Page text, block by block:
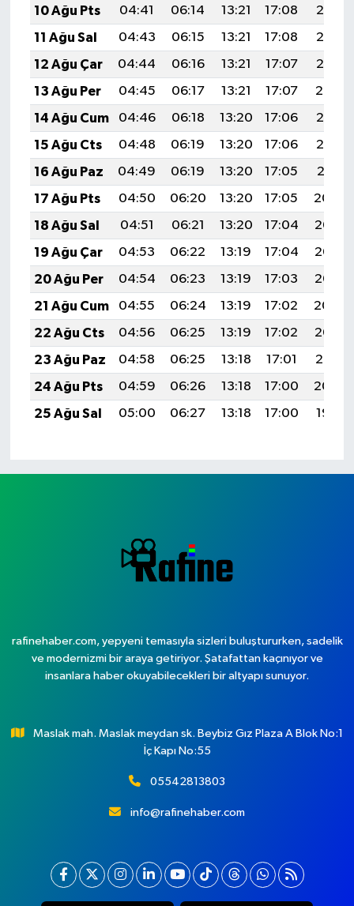
10 Ağu Pts
04:41 06:14 13:21 17:08
20:18
11 Ağu Sal
04:43 06:15 13:21 17:08
20:17
12 Ağu Çar
04:44 06:16 13:21 17:07
20:16
13 Ağu Per
04:45 06:17 13:21 17:07
20:14
14 Ağu Cum
04:46 06:18 13:20 17:06
20:13
15 Ağu Cts
04:48 06:19 13:20 17:06
20:12
16 Ağu Paz
04:49 06:19 13:20 17:05
20:11
17 Ağu Pts
04:50 06:20 13:20 17:05
20:09
18 Ağu Sal
04:51 06:21 13:20 17:04
20:08
19 Ağu Çar
04:53 06:22 13:19 17:04
20:07
20 Ağu Per
04:54 06:23 13:19 17:03
20:05
21 Ağu Cum
04:55 06:24 13:19 17:02
20:04
22 Ağu Cts
04:56 06:25 13:19 17:02
20:03
23 Ağu Paz
04:58 06:25 13:18 17:01
20:01
24 Ağu Pts
04:59 06:26 13:18 17:00
20:00
25 Ağu Sal
05:00 06:27 13:18 17:00 19:58
rafinehaber.com, yepyeni temasıyla sizleri buluştururken, sadelik
ve modernizmi bir araya getiriyor. Şatafattan kaçınıyor ve
insanlara haber okuyabilecekleri bir altyapı sunuyor.
Maslak mah. Maslak meydan sk. Beybiz Gız Plaza A Blok No:1
İç Kapı No:55
05542813803
info@rafinehaber.com